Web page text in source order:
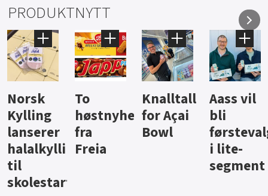
PRODUKTNYTT
Knalltall
for Açai
Bowl
Aass vil
bli
førstevalg
i lite-
Brus og
jus fra
Berentsen
Hard
iste fra
Hansa